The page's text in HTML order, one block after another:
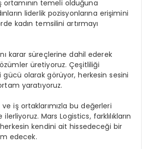
ortamının temeli olduğuna
liderlik pozisyonlarına erişimini
kadın temsilini artırmayı
karar süreçlerine dahil ederek
üretiyoruz. Çeşitliliği
olarak görüyor, herkesin sesini
yaratıyoruz.
iş ortaklarımızla bu değerleri
Mars Logistics, farklılıkların
kendini ait hissedeceği bir
edecek.